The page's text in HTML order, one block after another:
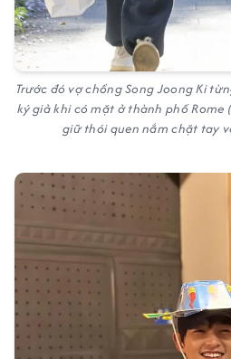
Trước đó vợ chồng Song Joong Ki
ký giả khi có mặt ở thành phố Rome
giữ thói quen nắm chặt tay